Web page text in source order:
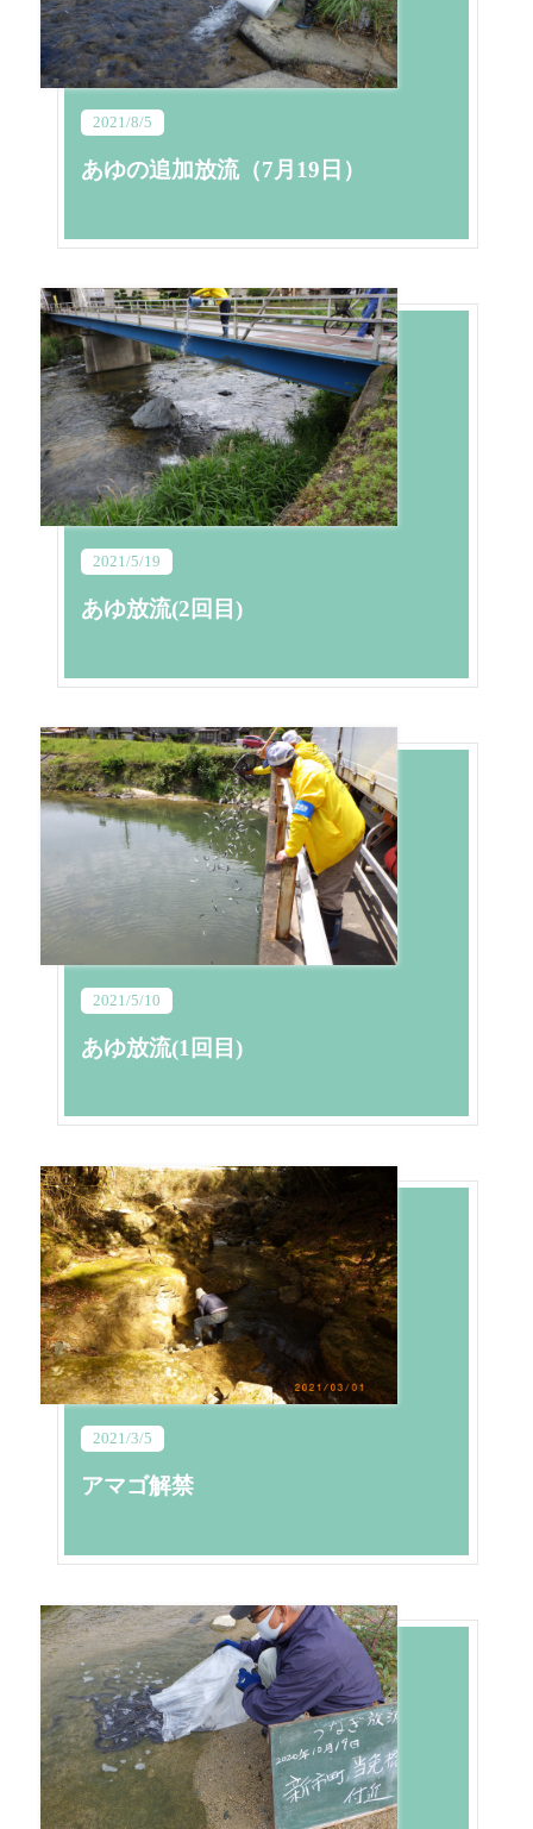
2021/8/5
あゆの追加放流（7月19日）
2021/5/19
あゆ放流(2回目)
2021/5/10
あゆ放流(1回目)
2021/3/5
アマゴ解禁